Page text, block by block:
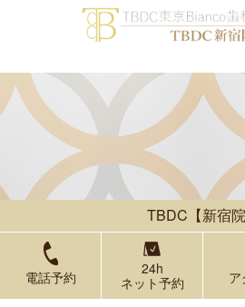
TBDC【新宿院
電話予約
24h
ネット予約
ア